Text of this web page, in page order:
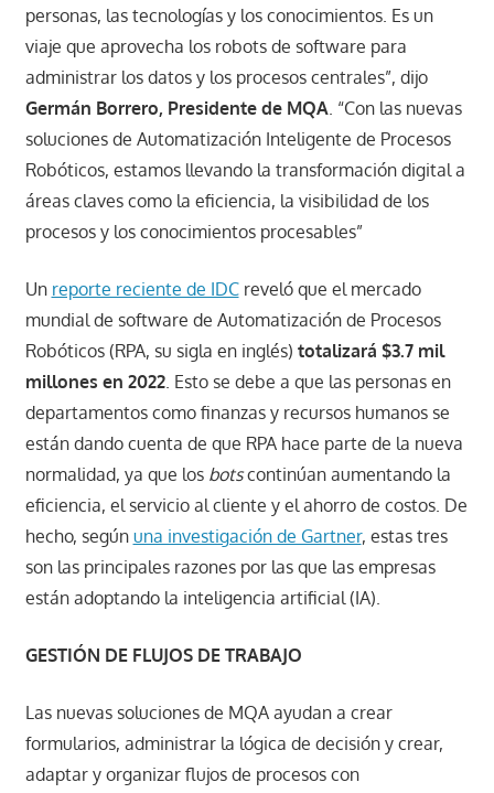
personas, las tecnologías y los conocimientos. Es un
viaje que aprovecha los robots de software para
administrar los datos y los procesos centrales”, dijo
Germán Borrero, Presidente de MQA. “Con las nuevas
soluciones de Automatización Inteligente de Procesos
Robóticos, estamos llevando la transformación digital a
áreas claves como la eficiencia, la visibilidad de los
procesos y los conocimientos procesables”
Un reporte reciente de IDCreveló que el mercado
mundial de software de Automatización de Procesos
Robóticos (RPA, su sigla en inglés) totalizará $3.7 mil
millones en 2022. Esto se debe a que las personas en
departamentos como finanzas y recursos humanos se
están dando cuenta de que RPA hace parte de la nueva
normalidad, ya que los botscontinúan aumentando la
eficiencia, el servicio al cliente y el ahorro de costos. De
hecho, según una investigación de Gartner, estas tres
son las principales razones por las que las empresas
están adoptando la inteligencia artificial (IA).
GESTIÓN DE FLUJOS DE TRABAJO
Las nuevas soluciones de MQA ayudan a crear
formularios, administrar la lógica de decisión y crear,
adaptar y organizar flujos de procesos con